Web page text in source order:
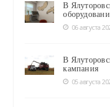
В
06 августа
В
кампания
05 августа